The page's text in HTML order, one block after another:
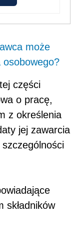
może
osobowego?
części
o pracę,
z określenia
jej zawarcia
składników